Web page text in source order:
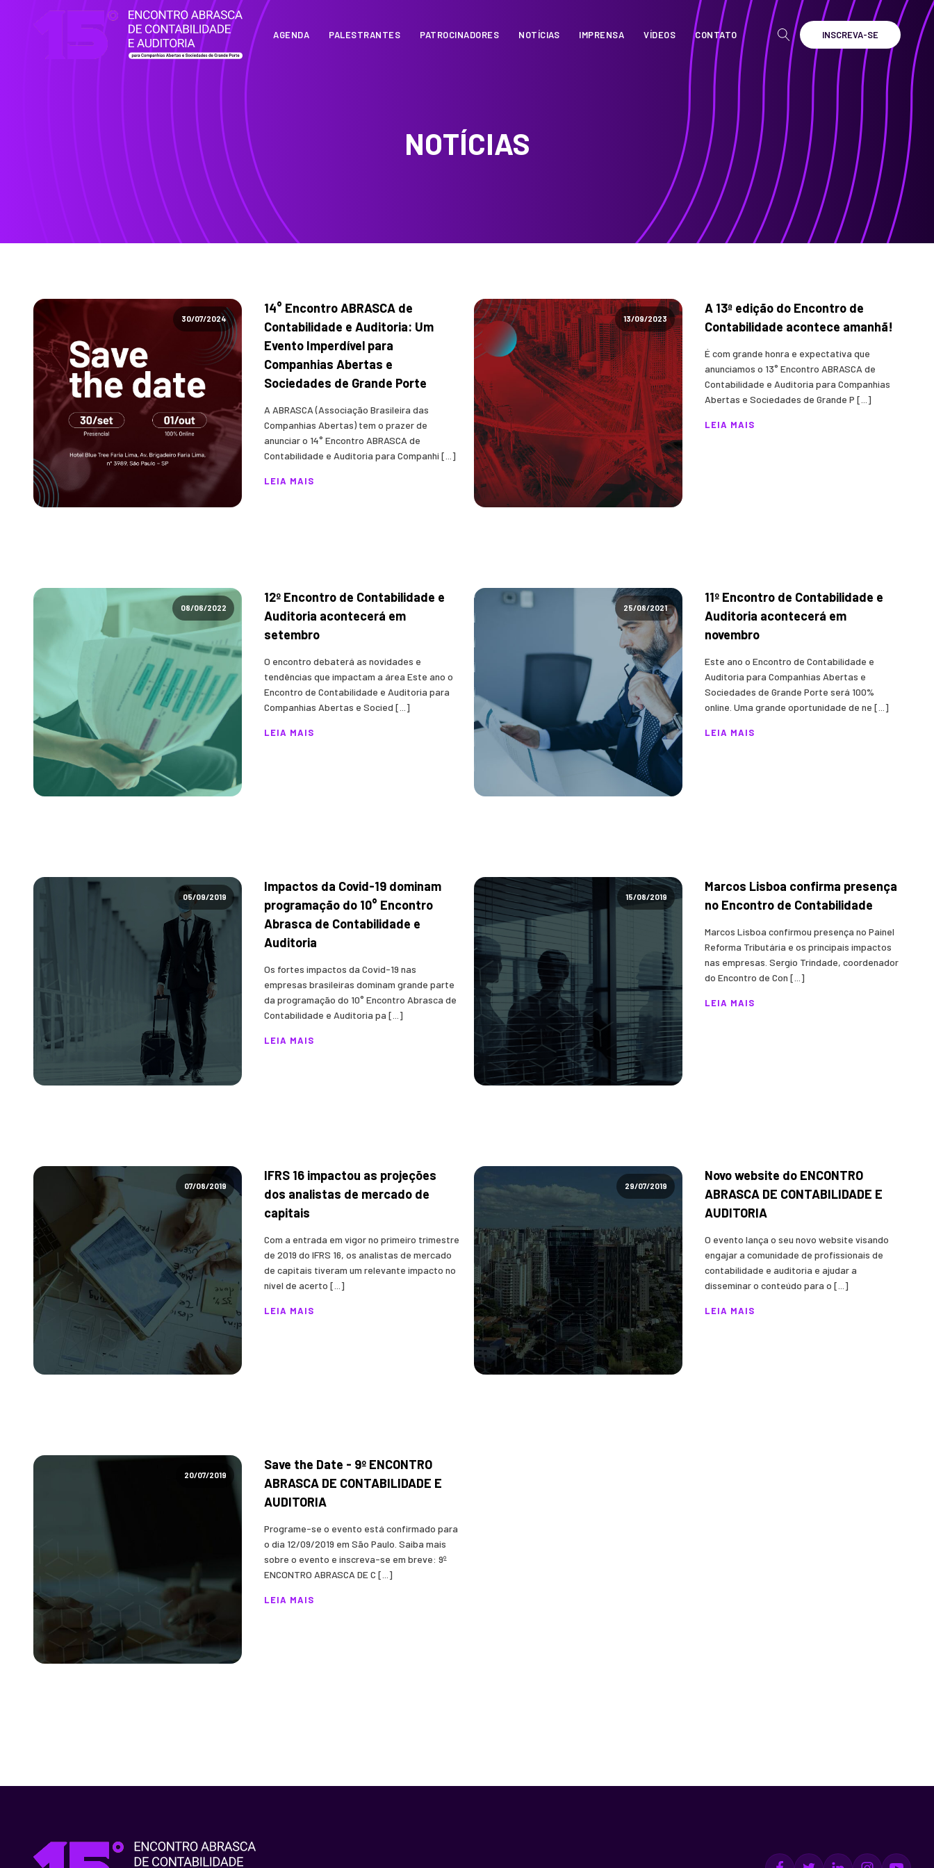
AGENDA PALESTRANTES PATROCINADORES NOTÍCIAS IMPRENSA VÍDEOS CONTATO INSCREVA-SE
NOTÍCIAS
30/07/2024
14° Encontro ABRASCA de
Contabilidade e Auditoria: Um
Evento Imperdível para
Companhias Abertas e
Sociedades de Grande Porte
A ABRASCA (Associação Brasileira das
Companhias Abertas) tem o prazer de
anunciar o 14° Encontro ABRASCA de
Contabilidade e Auditoria para Companhi [...]
LEIA MAIS
13/09/2023
A 13ª edição do Encontro de
Contabilidade acontece amanhã!
É com grande honra e expectativa que
anunciamos o 13° Encontro ABRASCA de
Contabilidade e Auditoria para Companhias
Abertas e Sociedades de Grande P [...]
LEIA MAIS
08/06/2022
12º Encontro de Contabilidade e
Auditoria acontecerá em
setembro
O encontro debaterá as novidades e
tendências que impactam a área Este ano o
Encontro de Contabilidade e Auditoria para
Companhias Abertas e Socied [...]
LEIA MAIS
25/08/2021
11º Encontro de Contabilidade e
Auditoria acontecerá em
novembro
Este ano o Encontro de Contabilidade e
Auditoria para Companhias Abertas e
Sociedades de Grande Porte será 100%
online. Uma grande oportunidade de ne [...]
LEIA MAIS
05/09/2019
Impactos da Covid-19 dominam
programação do 10° Encontro
Abrasca de Contabilidade e
Auditoria
Os fortes impactos da Covid-19 nas
empresas brasileiras dominam grande parte
da programação do 10° Encontro Abrasca de
Contabilidade e Auditoria pa [...]
LEIA MAIS
15/08/2019
Marcos Lisboa confirma presença
no Encontro de Contabilidade
Marcos Lisboa confirmou presença no Painel
Reforma Tributária e os principais impactos
nas empresas. Sergio Trindade, coordenador
do Encontro de Con [...]
LEIA MAIS
07/08/2019
IFRS 16 impactou as projeções
dos analistas de mercado de
capitais
Com a entrada em vigor no primeiro trimestre
de 2019 do IFRS 16, os analistas de mercado
de capitais tiveram um relevante impacto no
nível de acerto [...]
LEIA MAIS
29/07/2019
Novo website do ENCONTRO
ABRASCA DE CONTABILIDADE E
AUDITORIA
O evento lança o seu novo website visando
engajar a comunidade de profissionais de
contabilidade e auditoria e ajudar a
disseminar o conteúdo para o [...]
LEIA MAIS
20/07/2019
Save the Date - 9º ENCONTRO
ABRASCA DE CONTABILIDADE E
AUDITORIA
Programe-se o evento está confirmado para
o dia 12/09/2019 em São Paulo. Saiba mais
sobre o evento e inscreva-se em breve: 9º
ENCONTRO ABRASCA DE C [...]
LEIA MAIS